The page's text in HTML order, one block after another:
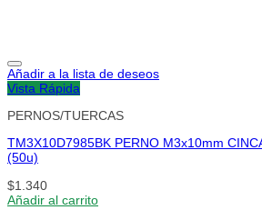
Añadir a la lista de deseos
Vista Rápida
PERNOS/TUERCAS
TM3X10D7985BK PERNO M3x10mm
(50u)
$1.340
Añadir al carrito